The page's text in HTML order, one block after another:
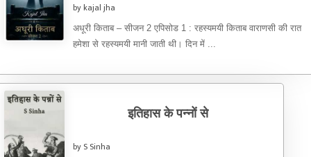
by kajal jha
अधूरी किताब – सीजन 2 एपिसोड 1 : रहस्यमयी किताब वाराणसी की रात
हमेशा से रहस्यमयी मानी जाती थी। दिन में ...
इतिहास के पन्नों से
by S Sinha